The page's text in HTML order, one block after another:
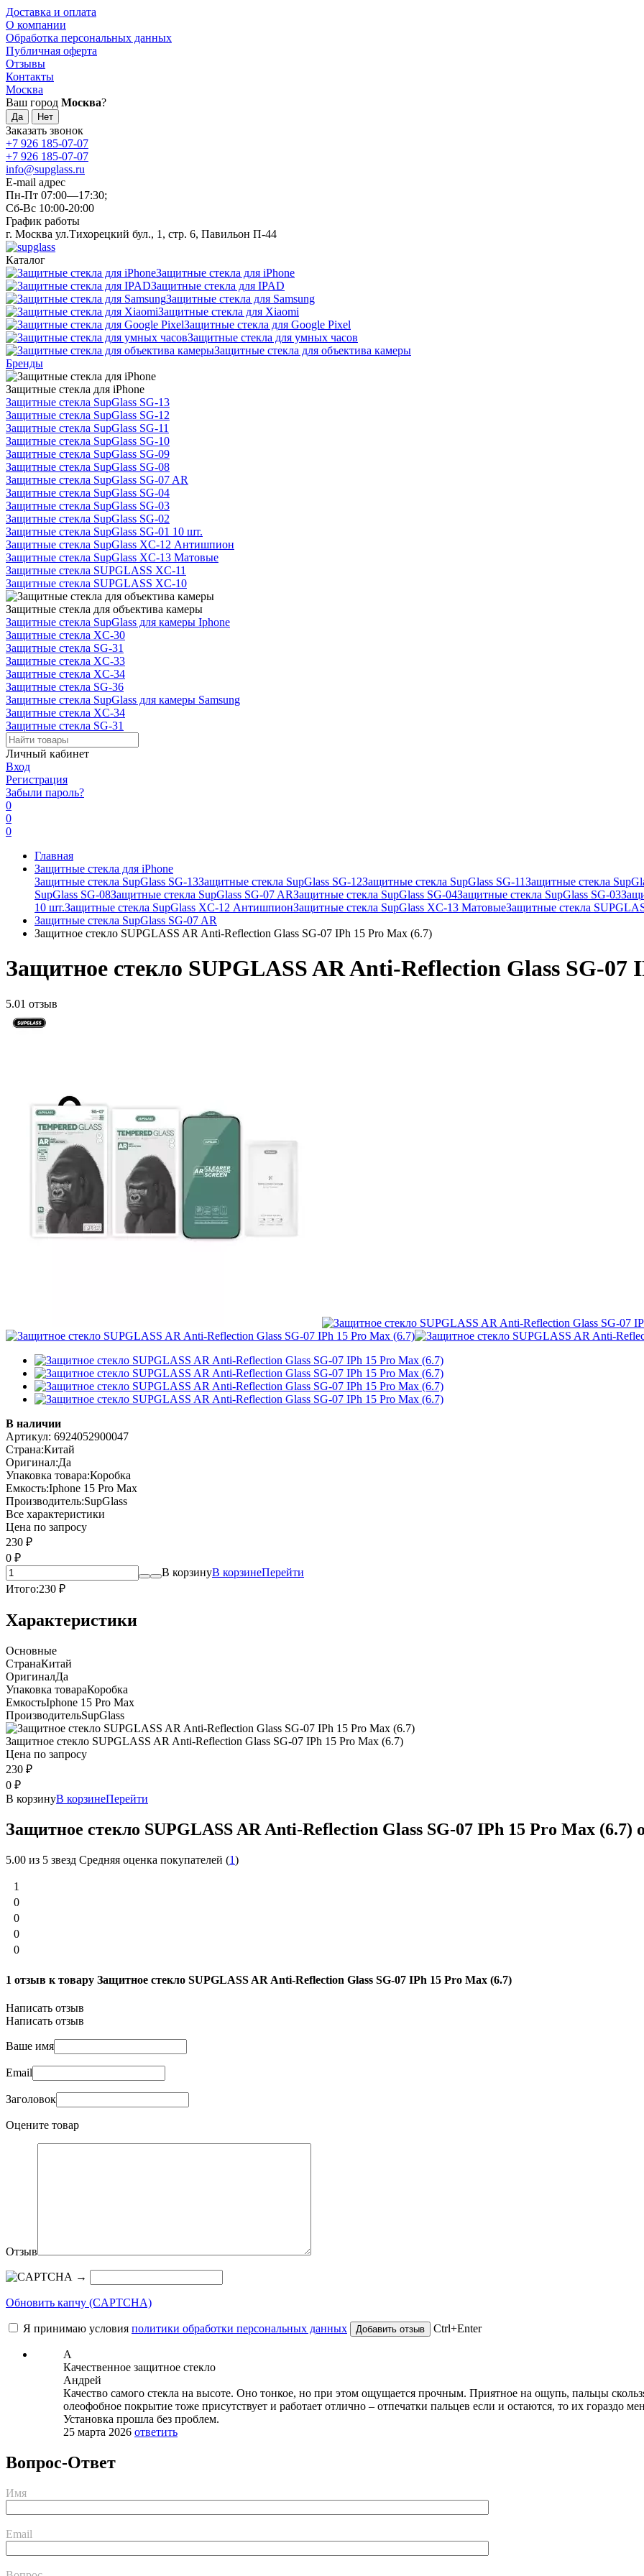
Доставка и оплата
О компании
Обработка персональных данных
Публичная оферта
Отзывы
Контакты
Москва
Ваш город Москва?
Заказать звонок
+7 926 185-07-07
+7 926 185-07-07
info@supglass.ru
E-mail адрес
Пн-Пт 07:00—17:30;
Сб-Вс 10:00-20:00
График работы
г. Москва ул.Тихорецкий бул., 1, стр. 6, Павильон П-44
Каталог
Защитные стекла для iPhone
Защитные стекла для IPAD
Защитные стекла для Samsung
Защитные стекла для Xiaomi
Защитные стекла для Google Pixel
Защитные стекла для умных часов
Защитные стекла для объектива камеры
Бренды
Защитные стекла для iPhone
Защитные стекла SupGlass SG-13
Защитные стекла SupGlass SG-12
Защитные стекла SupGlass SG-11
Защитные стекла SupGlass SG-10
Защитные стекла SupGlass SG-09
Защитные стекла SupGlass SG-08
Защитные стекла SupGlass SG-07 AR
Защитные стекла SupGlass SG-04
Защитные стекла SupGlass SG-03
Защитные стекла SupGlass SG-02
Защитные стекла SupGlass SG-01 10 шт.
Защитные стекла SupGlass XC-12 Антишпион
Защитные стекла SupGlass XC-13 Матовые
Защитные стекла SUPGLASS XC-11
Защитные стекла SUPGLASS XC-10
Защитные стекла для объектива камеры
Защитные стекла SupGlass для камеры Iphone
Защитные стекла XC-30
Защитные стекла SG-31
Защитные стекла XC-33
Защитные стекла XC-34
Защитные стекла SG-36
Защитные стекла SupGlass для камеры Samsung
Защитные стекла XC-34
Защитные стекла SG-31
Личный кабинет
Вход
Регистрация
Забыли пароль?
0
0
0
Главная
Защитные стекла для iPhone
Защитные стекла SupGlass SG-13Защитные стекла SupGlass SG-12Защитные стекла SupGlass SG-11Защитные стекла
SupGlass SG-08Защитные стекла SupGlass SG-07 ARЗащитные стекла SupGlass SG-04Защитные стекла SupGlass SG-03
10 шт.Защитные стекла SupGlass XC-12 АнтишпионЗащитные стекла SupGlass XC-13 МатовыеЗащитные стекла
Защитные стекла SupGlass SG-07 AR
Защитное стекло SUPGLASS AR Anti-Reflection Glass SG-07 IPh 15 Pro Max (6.7)
Защитное стекло SUPGLASS AR Anti-Reflection Glass SG-07
5.01 отзыв
В наличии
Артикул: 6924052900047
Страна:Китай
Оригинал:Да
Упаковка товара:Коробка
Емкость:Iphone 15 Pro Max
Производитель:SupGlass
Все характеристики
Цена по запросу
230 ₽
0 ₽
В корзинуВ корзинеПерейти
Итого:230 ₽
Характеристики
Основные
СтранаКитай
ОригиналДа
Упаковка товараКоробка
ЕмкостьIphone 15 Pro Max
ПроизводительSupGlass
Защитное стекло SUPGLASS AR Anti-Reflection Glass SG-07 IPh 15 Pro Max (6.7)
Цена по запросу
230 ₽
0 ₽
В корзинуВ корзинеПерейти
Защитное стекло SUPGLASS AR Anti-Reflection Glass SG-07 IPh 15 Pro Max (6.7)
5.00 из 5 звезд Средняя оценка покупателей (1)
1
0
0
0
0
1 отзыв к товару Защитное стекло SUPGLASS AR Anti-Reflection Glass SG-07 IPh 15 Pro Max (6.7)
Написать отзыв
Написать отзыв
Ваше имя
Email
Заголовок
Оцените товар
Отзыв
→
Обновить капчу (CAPTCHA)
Я принимаю условия политики обработки персональных данных Ctrl+Enter
А
Качественное защитное стекло
Андрей
Качество самого стекла на высоте. Оно тонкое, но при этом ощущается прочным. Приятное на ощупь, пальцы
олеофобное покрытие тоже присутствует и работает отлично – отпечатки пальцев если и остаются, то их гораздо
Установка прошла без проблем.
25 марта 2026 ответить
Вопрос-Ответ
Имя
Email